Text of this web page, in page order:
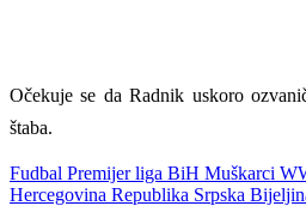
Očekuje se da Radnik uskoro
štaba.
Fudbal Premijer liga BiH Muškarci
Hercegovina Republika Srpska